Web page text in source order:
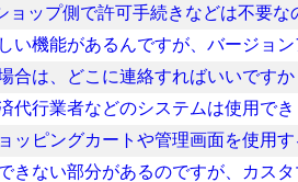
ョップ側で許可手続きなどは不要な
い機能があるんですが、バージョ
合は、どこに連絡すればいいですか
代行業者などのシステムは使用で
ッピングカートや管理画面を使用
きない部分があるのですが、カス